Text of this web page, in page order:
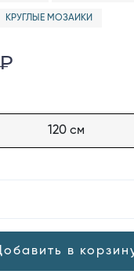
КРУГЛЫЕ МОЗАИКИ
120 см
в